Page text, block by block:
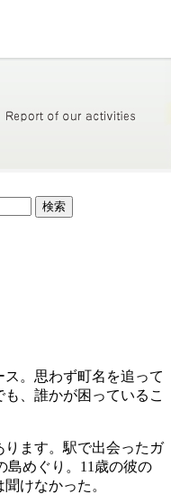
検索
。思わず町名を追って
、誰かが困っているこ
ます。駅で出会ったガ
島めぐり。11歳の彼の
けなかった。